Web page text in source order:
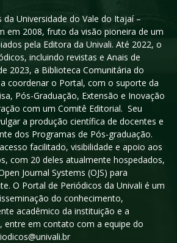
Universidade do Vale do Itajaí –
em 2008, fruto da visão pioneira de um
pela Editora da Univali. Até 2022, o
incluindo revistas e Anais de
2023, a Biblioteca Comunitária do
coordenar o Portal, com o suporte da
Pós-Graduação, Extensão e Inovação
com um Comitê Editorial. Seu
a produção científica de docentes e
dos Programas de Pós-graduação.
facilitado, visibilidade e apoio aos
com 20 deles atualmente hospedados,
Journal Systems (OJS) para
O Portal de Periódicos da Univali é um
do conhecimento,
acadêmico da instituição e a
entre em contato com a equipe do